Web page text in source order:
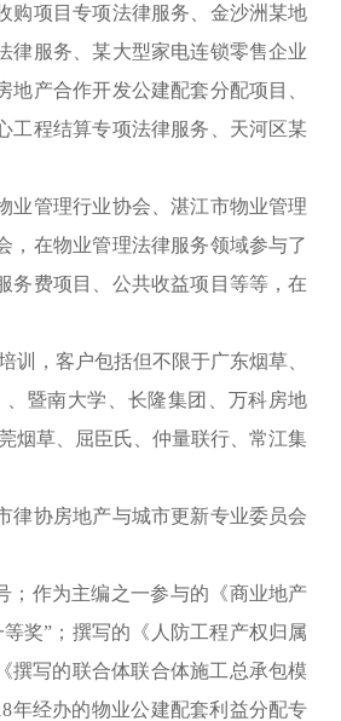
购项目专项法律服务、金沙洲某地
律服务、某大型家电连锁零售企业
产合作开发公建配套分配项目、
工程结算专项法律服务、天河区某
业管理行业协会、湛江市物业管理
，在物业管理法律服务领域参与了
务费项目、公共收益项目等等，在
训，客户包括但不限于广东烟草、
暨南大学、长隆集团、万科房地
烟草、屈臣氏、仲量联行、常江集
律协房地产与城市更新专业委员会
；作为主编之一参与的《商业地产
奖”；撰写的《人防工程产权归属
撰写的联合体联合体施工总承包模
年经办的物业公建配套利益分配专